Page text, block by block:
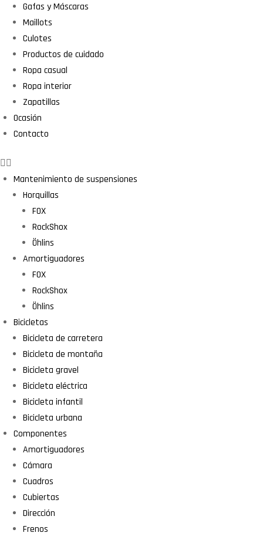
Gafas y Máscaras
Maillots
Culotes
Productos de cuidado
Ropa casual
Ropa interior
Zapatillas
Ocasión
Contacto
Mantenimiento de suspensiones
Horquillas
FOX
RockShox
Öhlins
Amortiguadores
FOX
RockShox
Öhlins
Bicicletas
Bicicleta de carretera
Bicicleta de montaña
Bicicleta gravel
Bicicleta eléctrica
Bicicleta infantil
Bicicleta urbana
Componentes
Amortiguadores
Cámara
Cuadros
Cubiertas
Dirección
Frenos